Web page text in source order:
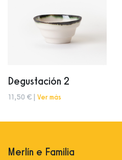
Degustación 2
11,50 € | Ver más
Merlín e Familia